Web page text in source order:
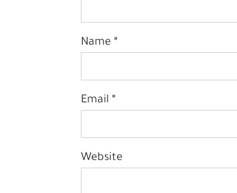
Name *
Email *
Website